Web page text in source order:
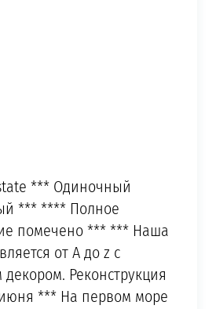
*** Одиночный
*** **** Полное
помечено *** *** Наша
от A до z с
Реконструкция
*** На первом море